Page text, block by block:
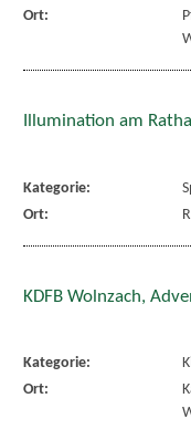
Ort:
Illumination am
Kategorie:
Ort:
KDFB Wolnzach,
Kategorie:
Ort: